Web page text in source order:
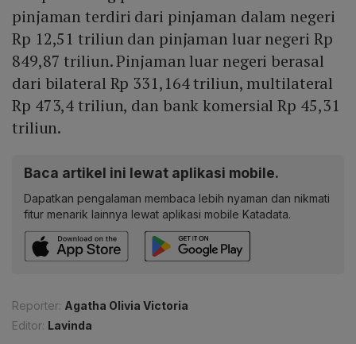
pinjaman terdiri dari pinjaman dalam negeri
Rp 12,51 triliun dan pinjaman luar negeri Rp
849,87 triliun. Pinjaman luar negeri berasal
dari bilateral Rp 331,164 triliun, multilateral
Rp 473,4 triliun, dan bank komersial Rp 45,31
triliun.
Baca artikel ini lewat aplikasi mobile.
Dapatkan pengalaman membaca lebih nyaman dan nikmati
fitur menarik lainnya lewat aplikasi mobile Katadata.
Reporter: Agatha Olivia Victoria
Editor: Lavinda